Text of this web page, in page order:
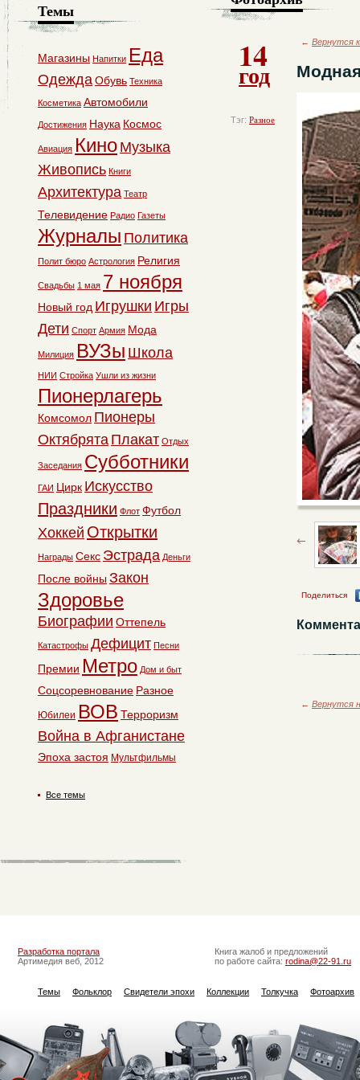
14
год
Тэг: Разное
← Вернутся
Поделиться
← Вернутся
Темы
Магазины Напитки Еда
ОдеждаОбувь Техника
Косметика Автомобили
Достижения Наука Космос
Авиация Кино Музыка
Живопись Книги
Архитектура Театр
Телевидение Радио Газеты
Журналы Политика
Полит бюро Астрология Религия
Свадьбы 1 мая 7 ноября
Новый год Игрушки Игры
Дети Спорт Армия Мода
Милиция ВУЗы Школа
НИИ Стройка Ушли из жизни
Пионерлагерь
Комсомол Пионеры
Октябрята Плакат Отдых
Заседания Субботники
ГАИ Цирк Искусство
Праздники Флот Футбол
Хоккей Открытки
Награды Секс Эстрада Деньги
После войны Закон
Здоровье
Биографии Оттепель
Катастрофы Дефицит Песни
Премии Метро Дом и быт
Соцсоревнование Разное
Юбилеи ВОВ Терроризм
Война в Афганистане
Эпоха застоя Мультфильмы
Все темы
Разработка портала
Артимедия веб, 2012
Книга жалоб и предложений
по работе сайта: rodina@22-91.ru
Темы Фольклор Свидетели эпохи Коллекции Толкучка Фотоархив